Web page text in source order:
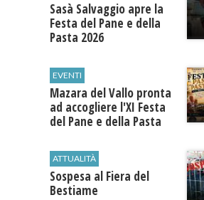
Sasà Salvaggio apre la
Festa del Pane e della
Pasta 2026
EVENTI
Mazara del Vallo pronta
ad accogliere l'XI Festa
del Pane e della Pasta
ATTUALITÀ
Sospesa al Fiera del
Bestiame